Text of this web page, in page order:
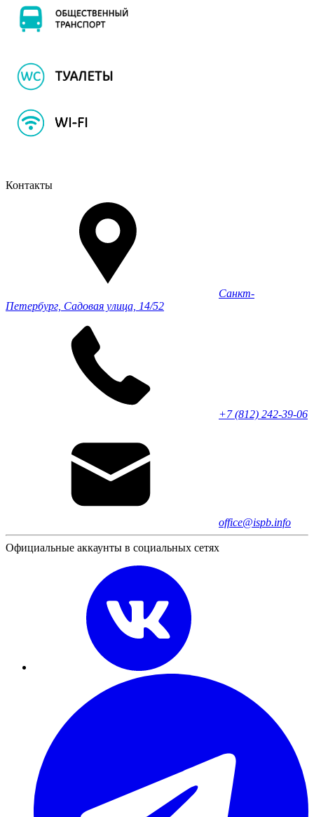
Контакты
Санкт-
Петербург, Садовая улица, 14/52
+7 (812) 242-39-06
office@ispb.info
Официальные аккаунты в социальных сетях